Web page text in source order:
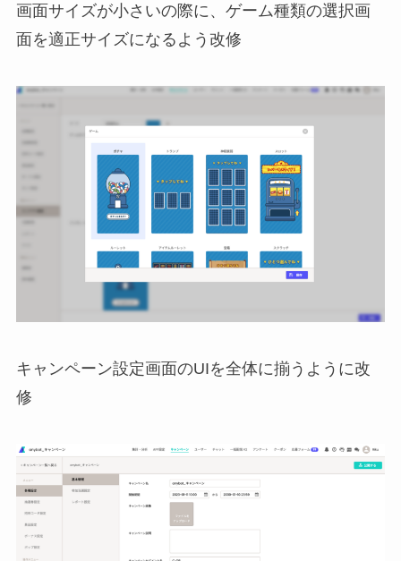
画面サイズが小さいの際に、ゲーム種類の選択画
面を適正サイズになるよう改修
キャンペーン設定画面のUIを全体に揃うように改
修